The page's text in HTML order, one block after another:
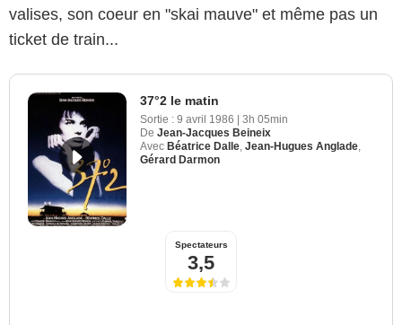
valises, son coeur en "skai mauve" et même pas un
ticket de train...
37°2 le matin
Sortie : 9 avril 1986
3h 05min
De Jean-Jacques Beineix
Avec Béatrice Dalle, Jean-Hugues Anglade,
Gérard Darmon
Spectateurs
3,5